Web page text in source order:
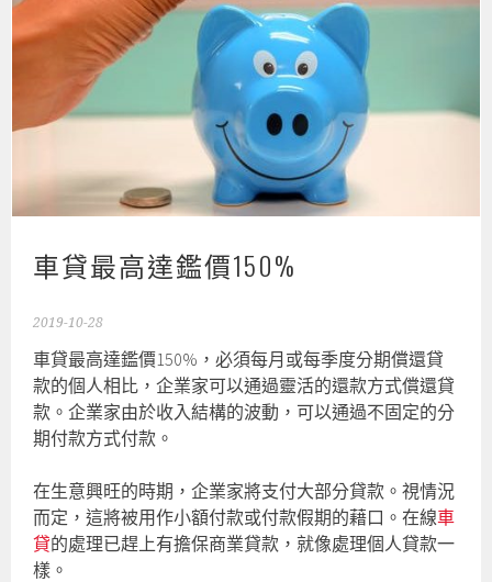
車貸最高達鑑價150%
2019-10-28
車貸最高達鑑價150%‎，必須每月或每季度分期償還貸
款的個人相比，企業家可以通過靈活的還款方式償還貸
款。企業家由於收入結構的波動，可以通過不固定的分
期付款方式付款。
在生意興旺的時期，企業家將支付大部分貸款。視情況
而定，這將被用作小額付款或付款假期的藉口。在線車
貸的處理已趕上有擔保商業貸款，就像處理個人貸款一
樣。